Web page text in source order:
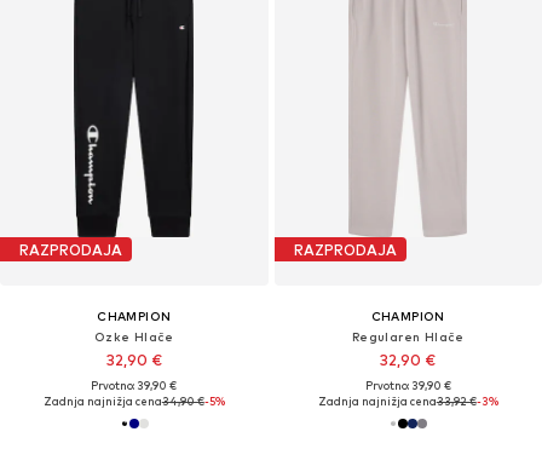
RAZPRODAJA
CHAMPION
Ozke Hlače
32,90 €
Prvotno: 39,90 €
Zadnja najnižja cena34,90 €-5%
RAZPRODAJA
CHAMPION
Regularen Hlače
32,90 €
Prvotno: 39,90 €
Zadnja najnižja cena33,92 €-3%